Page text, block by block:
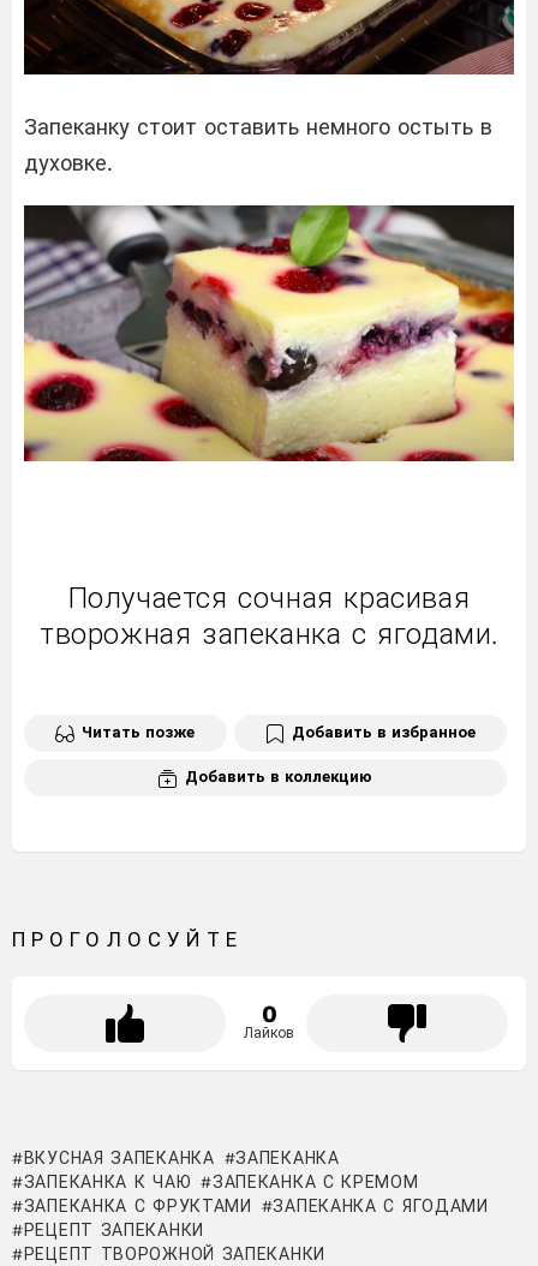
Запеканку стоит оставить немного остыть в
духовке.
Получается сочная красивая
творожная запеканка с ягодами.
Читать позже Добавить в избранное
Добавить в коллекцию
ПРОГОЛОСУЙТЕ
0
Лайков
ВКУСНАЯ ЗАПЕКАНКА
ЗАПЕКАНКА
ЗАПЕКАНКА К ЧАЮ
ЗАПЕКАНКА С КРЕМОМ
ЗАПЕКАНКА С ФРУКТАМИ
ЗАПЕКАНКА С ЯГОДАМИ
РЕЦЕПТ ЗАПЕКАНКИ
РЕЦЕПТ ТВОРОЖНОЙ ЗАПЕКАНКИ